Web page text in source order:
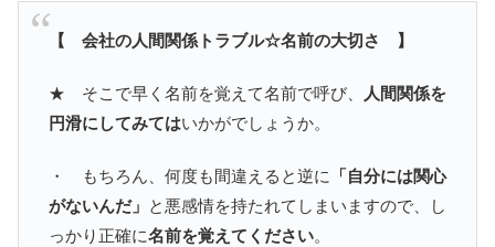
【 会社の人間関係トラブル☆名前の大切さ 】
★ そこで早く名前を覚えて名前で呼び、
人間関係を
円滑にしてみてはいかがでしょうか。
・ もちろん、何度も間違えると逆に
「自分には関心
がないんだ」 と悪感情を持たれてしまいますので、し
っかり正確に名前を覚えてください。